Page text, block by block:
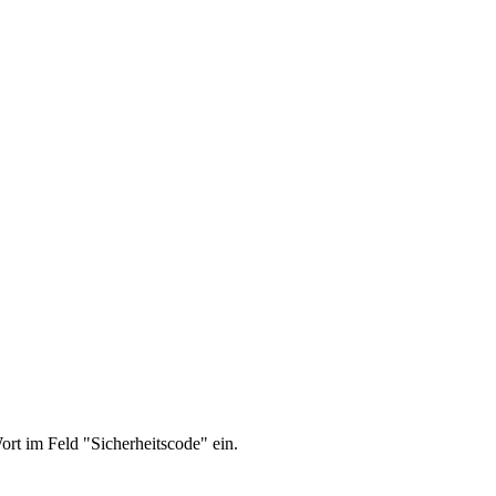
im Feld "Sicherheitscode" ein.